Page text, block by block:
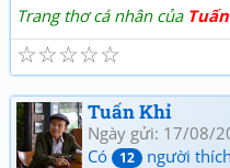
Trang thơ cá nhân của
☆
☆
☆
☆
☆
Tuấn Khỉ
Ngày gửi: 17/08/
Có
12 người thích